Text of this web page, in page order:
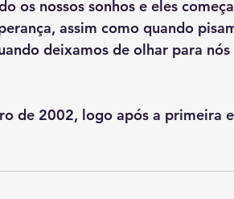
os nossos sonhos e eles
assim como quando
deixamos de olhar para nós
de 2002, logo após a primeira